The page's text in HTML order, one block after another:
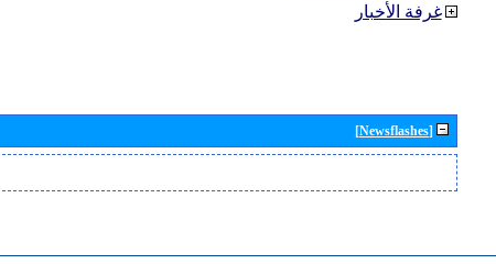
غرفة الأخبار
[Newsflashes]